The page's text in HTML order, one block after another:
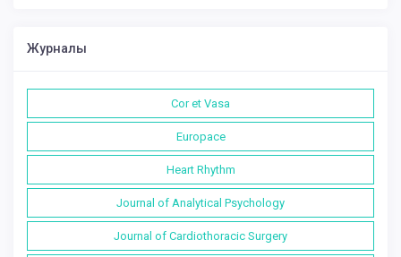
Журналы
Cor et Vasa
Europace
Heart Rhythm
Journal of Analytical Psychology
Journal of Cardiothoracic Surgery